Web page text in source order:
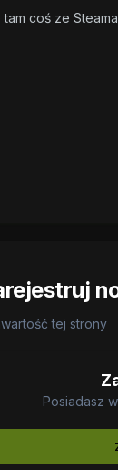
coś ze Steama
tej strony
Posiadasz